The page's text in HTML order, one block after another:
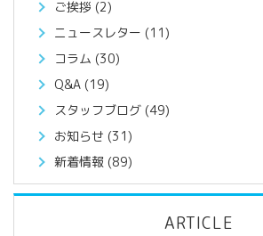
ご挨拶 (2)
ニュースレター (11)
コラム (30)
Q&A (19)
スタッフブログ (49)
お知らせ (31)
新着情報 (89)
ARTICLE